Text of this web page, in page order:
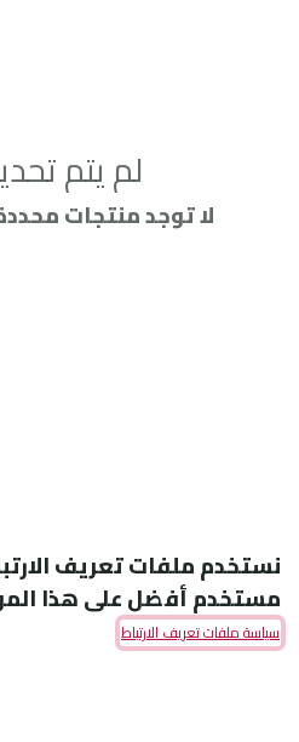
لم يتم
لا توجد منتجات
Pharmaceutical Co. S.A.E
نستخدم ملفات تعريف
مستخدم أفضل على هذا
سياسة ملفات تعريف الارتباط